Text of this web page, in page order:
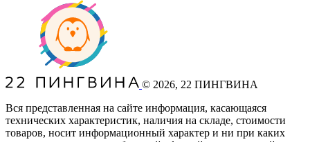
© 2026, 22 ПИНГВИНА
Вся представленная на сайте информация, касающаяся
технических характеристик, наличия на складе, стоимости
товаров, носит информационный характер и ни при каких